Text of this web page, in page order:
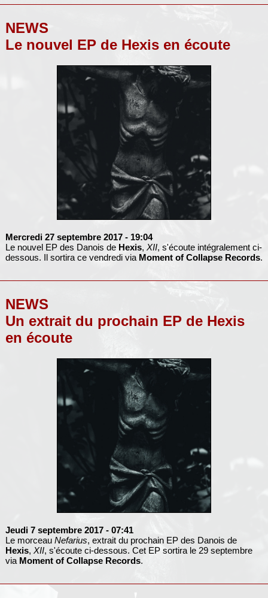
NEWS
Le nouvel EP de Hexis en écoute
Mercredi 27 septembre 2017 - 19:04
Le nouvel EP des Danois de Hexis, XII, s'écoute intégralement ci-
dessous. Il sortira ce vendredi via Moment of Collapse Records.
NEWS
Un extrait du prochain EP de Hexis
en écoute
Jeudi 7 septembre 2017 - 07:41
Le morceau Nefarius, extrait du prochain EP des Danois de
Hexis, XII, s'écoute ci-dessous. Cet EP sortira le 29 septembre
via Moment of Collapse Records.